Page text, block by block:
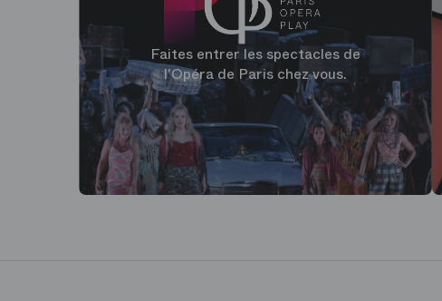
Faites entrer les spectacles de
l'Opéra de Paris chez vous.